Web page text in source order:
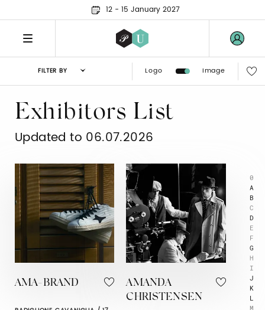
12 - 15 January 2027
FILTER BY Logo Image
0
A
B
C
D
E
F
G
H
I
J
K
L
M
Exhibitors List
Updated to 06.07.2026
AMA-BRAND
AMANDA
CHRISTENSEN